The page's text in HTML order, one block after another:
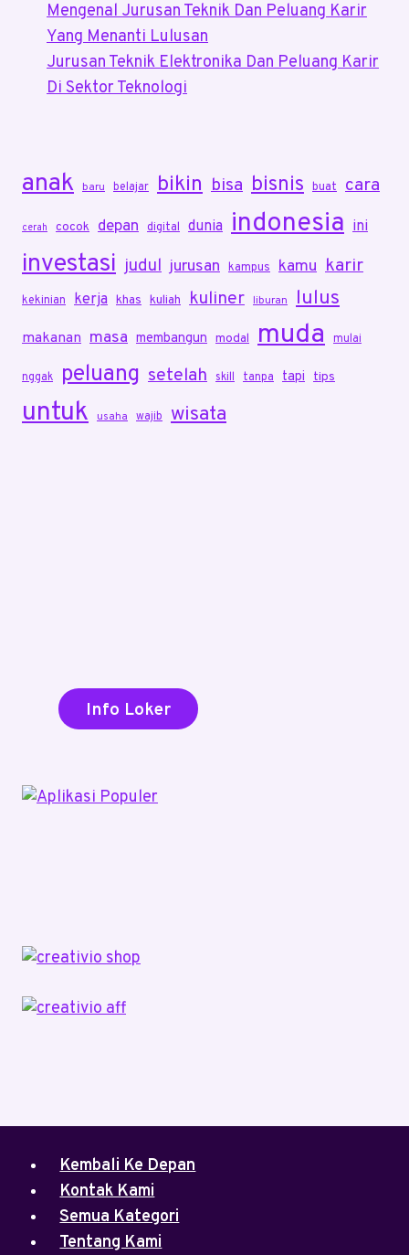
Mengenal Jurusan Teknik Dan Peluang Karir
Yang Menanti Lulusan
Jurusan Teknik Elektronika Dan Peluang Karir
Di Sektor Teknologi
anak baru belajar bikin bisa bisnis buat cara
cerah cocok depan digital dunia indonesia ini
investasi judul jurusan kampus kamu karir
kekinian kerja khas kuliah kuliner liburan lulus
makanan masa membangun modal muda mulai
nggak peluang setelah skill tanpa tapi tips
untuk usaha wajib wisata
Info Loker
Kembali Ke Depan
Kontak Kami
Semua Kategori
Tentang Kami